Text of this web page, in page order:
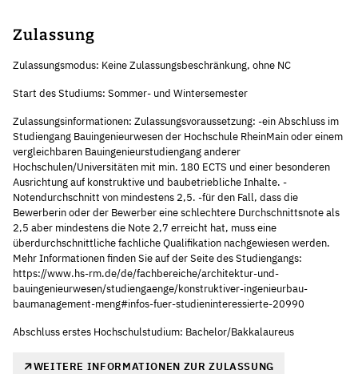
Zulassung
Zulassungsmodus: Keine Zulassungsbeschränkung, ohne NC
Start des Studiums: Sommer- und Wintersemester
Zulassungsinformationen: Zulassungsvoraussetzung: -ein Abschluss im
Studiengang Bauingenieurwesen der Hochschule RheinMain oder einem
vergleichbaren Bauingenieurstudiengang anderer
Hochschulen/Universitäten mit min. 180 ECTS und einer besonderen
Ausrichtung auf konstruktive und baubetriebliche Inhalte. -
Notendurchschnitt von mindestens 2,5. -für den Fall, dass die
Bewerberin oder der Bewerber eine schlechtere Durchschnittsnote als
2,5 aber mindestens die Note 2,7 erreicht hat, muss eine
überdurchschnittliche fachliche Qualifikation nachgewiesen werden.
Mehr Informationen finden Sie auf der Seite des Studiengangs:
https://www.hs-rm.de/de/fachbereiche/architektur-und-
bauingenieurwesen/studiengaenge/konstruktiver-ingenieurbau-
baumanagement-meng#infos-fuer-studieninteressierte-20990
Abschluss erstes Hochschulstudium: Bachelor/Bakkalaureus
WEITERE INFORMATIONEN ZUR ZULASSUNG